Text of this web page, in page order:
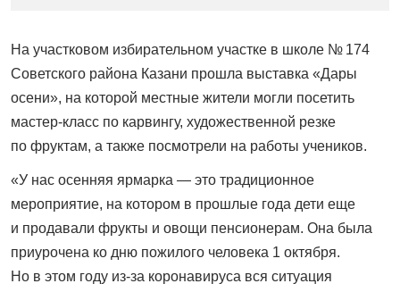
На участковом избирательном участке в школе № 174
Советского района Казани прошла выставка «Дары
осени», на которой местные жители могли посетить
мастер-класс по карвингу, художественной резке
по фруктам, а также посмотрели на работы учеников.
«У нас осенняя ярмарка — это традиционное
мероприятие, на котором в прошлые года дети еще
и продавали фрукты и овощи пенсионерам. Она была
приурочена ко дню пожилого человека 1 октября.
Но в этом году из-за коронавируса вся ситуация